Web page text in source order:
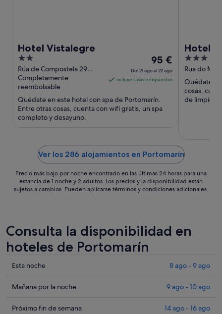
Hotel Vistalegre
2
out
of
5
Rúa de Compostela 29
Portomarin Lugo
Completamente
reembolsable
El
precio
es
95 €
por
ago
al
22
ago
95 €
Del 21 ago al 22 ago
incluye tasas e impuestos
Quédate en este hotel con spa de Portomarín.
Entre otras cosas, cuenta con wifi gratis, un spa
completo y desayuno.
Hotel
3
out
of
5
Rua do
Quédate
cosas,
de limpieza
Ver los 286 alojamientos en Portomarín
Precio más bajo por noche encontrado en las últimas 24 horas para una
estancia de 1 noche y 2 adultos. Los precios y la disponibilidad están
sujetos a cambios. Pueden aplicarse términos y condiciones adicionales.
Consulta la disponibilidad en
hoteles de Portomarín
Comprueba
precios
Portomarín
Esta noche 8 ago - 9 ago
Comprueba
precios
Mañana por la noche 9 ago - 10 ago
Comprueba
Próximo fin de semana 14 ago - 16 ago